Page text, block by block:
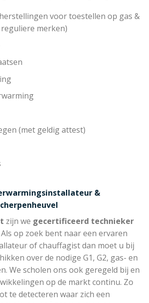
voor toestellen op gas &
merken)
(met geldig attest)
&
zijn we gecertificeerd technieker
op zoek bent naar een ervaren
of chauffagist dan moet u bij
over de nodige G1, G2, gas- en
We scholen ons ook geregeld bij en
op de markt continu. Zo
te detecteren waar zich een